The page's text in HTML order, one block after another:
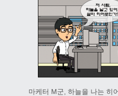
마케터 M군, 하늘을 나는 히